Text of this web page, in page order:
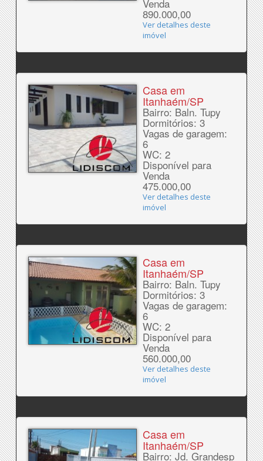
Venda
890.000,00
Ver detalhes deste
imóvel
Casa em
Itanhaém/SP
Bairro: Baln. Tupy
Dormitórios: 3
Vagas de garagem:
6
WC: 2
Disponível para
Venda
475.000,00
Ver detalhes deste
imóvel
Casa em
Itanhaém/SP
Bairro: Baln. Tupy
Dormitórios: 3
Vagas de garagem:
6
WC: 2
Disponível para
Venda
560.000,00
Ver detalhes deste
imóvel
Casa em
Itanhaém/SP
Bairro: Jd. Grandesp